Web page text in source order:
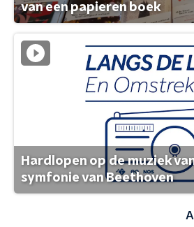
van een papieren boek
Hardlopen op de muziek
symfonie van Beethoven